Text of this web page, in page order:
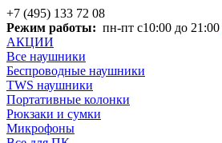
+7 (495) 133 72 08
Режим работы: пн-пт с10:00 до 21:00
АКЦИИ
Все наушники
Беспроводные наушники
TWS наушники
Портативные колонки
Рюкзаки и сумки
Микрофоны